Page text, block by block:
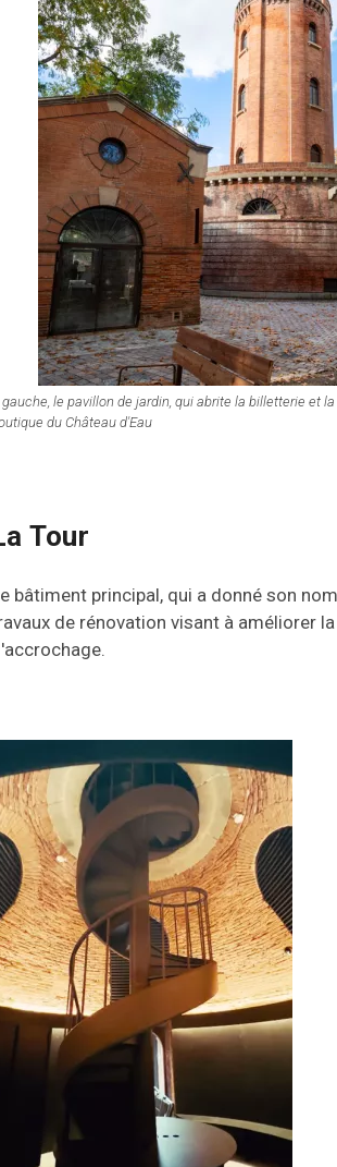
le pavillon de jardin, qui abrite la billetterie et la
du Château d'Eau
Tour
bâtiment principal, qui a donné son
de rénovation visant à améliorer